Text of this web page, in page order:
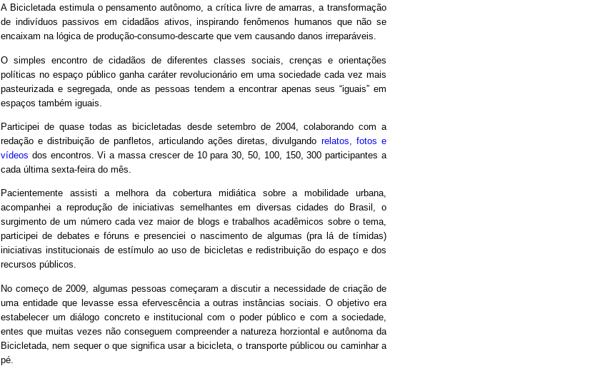
A Bicicletada estimula o pensamento autônomo, a crítica livre de amarras, a transformação
de indivíduos passivos em cidadãos ativos, inspirando fenômenos humanos que não se
encaixam na lógica de produção-consumo-descarte que vem causando danos irreparáveis.
O simples encontro de cidadãos de diferentes classes sociais, crenças e orientações
políticas no espaço público ganha caráter revolucionário em uma sociedade cada vez mais
pasteurizada e segregada, onde as pessoas tendem a encontrar apenas seus “iguais” em
espaços também iguais.
Participei de quase todas as bicicletadas desde setembro de 2004, colaborando com a
redação e distribuição de panfletos, articulando ações diretas, divulgando relatos, fotos e
vídeos dos encontros. Vi a massa crescer de 10 para 30, 50, 100, 150, 300 participantes a
cada última sexta-feira do mês.
Pacientemente assisti a melhora da cobertura midiática sobre a mobilidade urbana,
acompanhei a reprodução de iniciativas semelhantes em diversas cidades do Brasil, o
surgimento de um número cada vez maior de blogs e trabalhos acadêmicos sobre o tema,
participei de debates e fóruns e presenciei o nascimento de algumas (pra lá de tímidas)
iniciativas institucionais de estímulo ao uso de bicicletas e redistribuição do espaço e dos
recursos públicos.
No começo de 2009, algumas pessoas começaram a discutir a necessidade de criação de
uma entidade que levasse essa efervescência a outras instâncias sociais. O objetivo era
estabelecer um diálogo concreto e institucional com o poder público e com a sociedade,
entes que muitas vezes não conseguem compreender a natureza horziontal e autônoma da
Bicicletada, nem sequer o que significa usar a bicicleta, o transporte públicou ou caminhar a
pé.